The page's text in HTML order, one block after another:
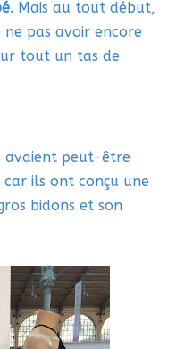
. Mais au tout début,
ne pas avoir encore
tout un tas de
avaient peut-être
ils ont conçu une
bidons et son